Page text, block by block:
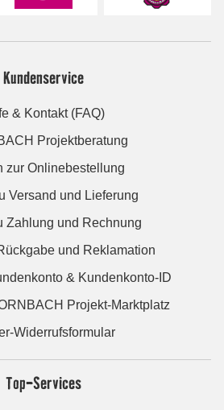
Kundenservice
& Kontakt (FAQ)
Projektberatung
zur Onlinebestellung
Versand und Lieferung
Zahlung und Rechnung
und Reklamation
& Kundenkonto-ID
Projekt-Marktplatz
Widerrufsformular
Top-Services